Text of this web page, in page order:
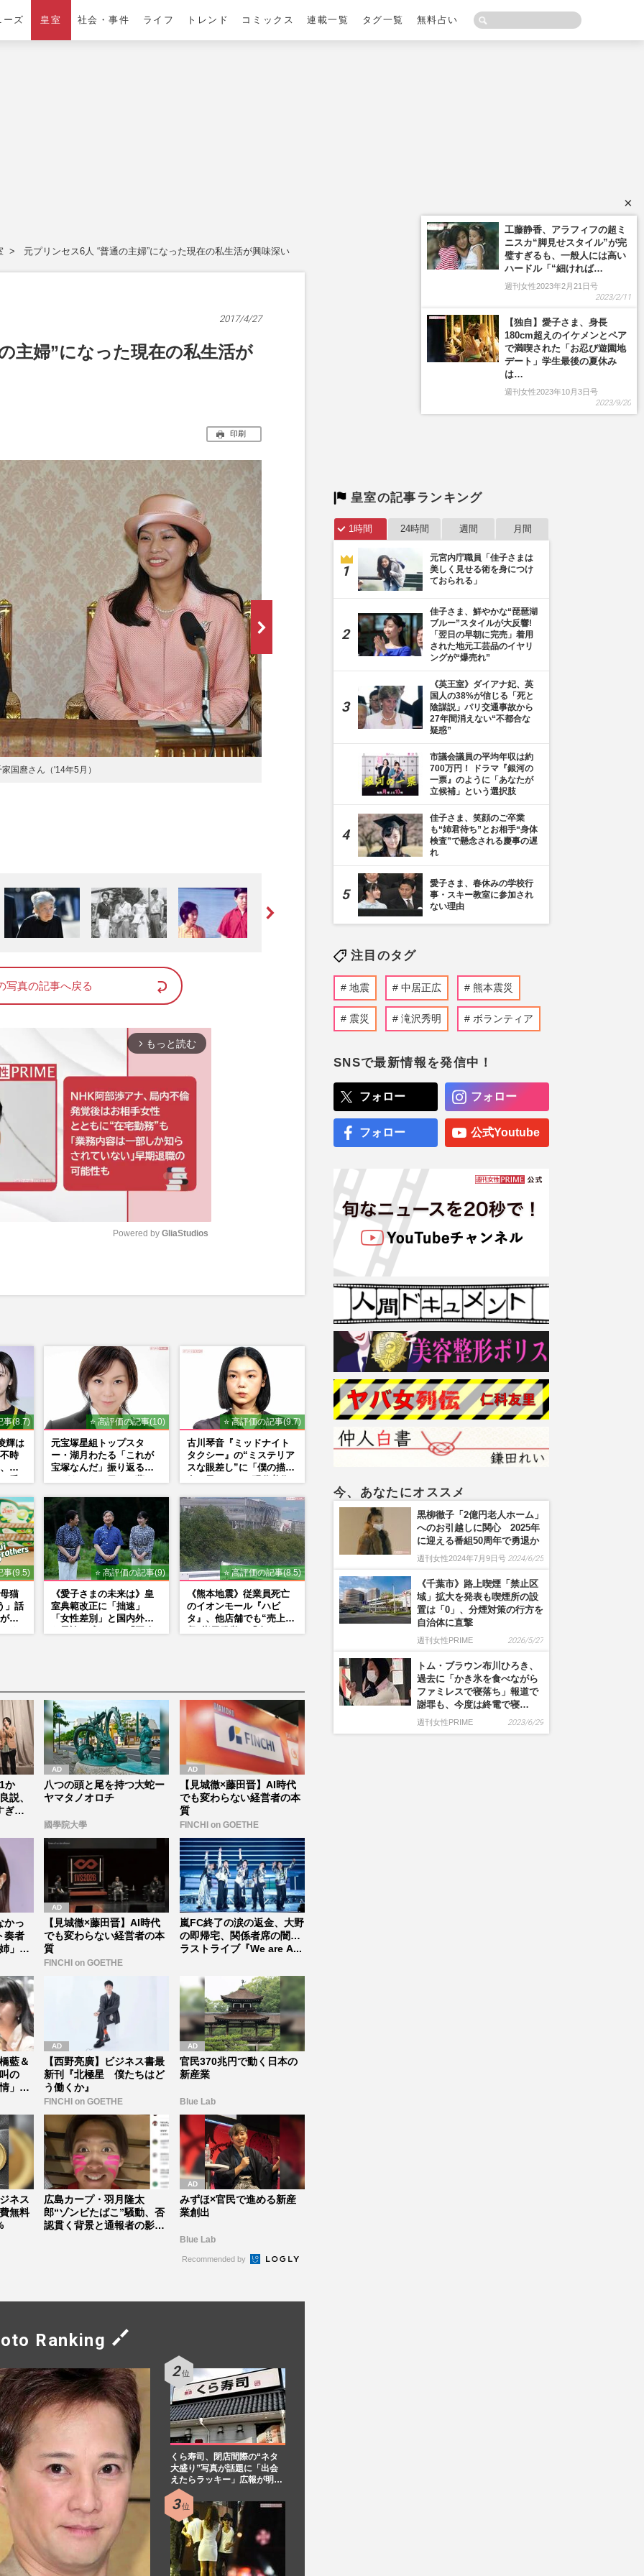
ーズ 皇室 社会・事件 ライフ トレンド コミックス 連載一覧 タグ一覧 無料占い
元プリンセス6人 “普通の主婦”になった現在の私生活が興味深い
2017/4/27
主婦”になった現在の私生活が
印刷
国麿さん（'14年5月） [写真 2/6枚目] 黒田慶樹さんと結婚記者会見をする清子さん（'05年11月）
写真の記事へ戻る
arrow_forward_ios もっと読む
u
Powered by GliaStudios
事(8.7)
輝は
時
趣
⭐ 高評価の記事(10)
元宝塚星組トップスタ
ー・湖月わたる「これが
宝塚なんだ」振り返るか
⭐ 高評価の記事(9.7)
古川琴音『ミッドナイト
タクシー』の“ミステリア
スな眼差し”に「僕の描く
で“公認”
事(9.5)
猫
」話
明
⭐ 高評価の記事(9)
《愛子さまの未来は》皇
室典範改正に「拙速」
「女性差別」と国内外か
⭐ 高評価の記事(8.5)
《熊本地震》従業員死亡
のイオンモール『ハビ
タ』、他店舗でも“売上回
か
説、
ぎる
八つの頭と尾を持つ大蛇ー
ヤマタノオロチ
國學院大學
【見城徹×藤田晋】AI時代
でも変わらない経営者の本
質
FINCHI on GOETHE
かっ
奏者
」の
【見城徹×藤田晋】AI時代
でも変わらない経営者の本
質
FINCHI on GOETHE
嵐FC終了の涙の返金、大野
の即帰宅、関係者席の闇…
ラストライブ『We are A...
藍＆
の
」と
【西野亮廣】ビジネス書最
新刊『北極星 僕たちはど
う働くか』
FINCHI on GOETHE
官民370兆円で動く日本の
新産業
Blue Lab
ネス
無料
広島カープ・羽月隆太
郎“ゾンビたばこ”騒動、否
認貫く背景と通報者の影、
みずほ×官民で進める新産
業創出
Blue Lab
Recommended by
Ranking
くら寿司、閉店間際の“ネタ
大盛り”写真が話題に「出会
えたらラッキー」広報が明…
皇室の記事ランキング
1時間 24時間 週間 月間
元宮内庁職員「佳子さまは
美しく見せる術を身につけ
ておられる」
佳子さま、鮮やかな“琵琶湖
ブルー”スタイルが大反響!
「翌日の早朝に完売」着用
された地元工芸品のイヤリ
ングが“爆売れ”
《英王室》ダイアナ妃、英
国人の38%が信じる「死と
陰謀説」パリ交通事故から
27年間消えない“不都合な
疑惑”
市議会議員の平均年収は約
700万円！ ドラマ『銀河の
一票』のように「あなたが
立候補」という選択肢
佳子さま、笑顔のご卒業
も“姉君待ち”とお相手“身体
検査”で懸念される慶事の遅
れ
愛子さま、春休みの学校行
事・スキー教室に参加され
ない理由
注目のタグ
地震 中居正広 熊本震災
震災 滝沢秀明 ボランティア
SNSで最新情報を発信中！
フォロー フォロー
フォロー 公式Youtube
今、あなたにオススメ
黒柳徹子「2億円老人ホーム」
へのお引越しに関心 2025年
に迎える番組50周年で勇退か
週刊女性2024年7月9日号 2024/6/25
《千葉市》路上喫煙「禁止区
域」拡大を発表も喫煙所の設
置は「0」、分煙対策の行方を
自治体に直撃
週刊女性PRIME 2026/5/27
トム・ブラウン布川ひろき、
過去に「かき氷を食べながら
ファミレスで寝落ち」報道で
謝罪も、今度は終電で寝…
週刊女性PRIME 2023/6/29
×
工藤静香、アラフィフの超ミ
ニスカ“脚見せスタイル”が完
璧すぎるも、一般人には高い
ハードル「“細ければ…
週刊女性2023年2月21日号
2023/2/11
【独自】愛子さま、身長
180cm超えのイケメンとペア
で満喫された「お忍び遊園地
デート」学生最後の夏休み
は…
週刊女性2023年10月3日号
2023/9/20